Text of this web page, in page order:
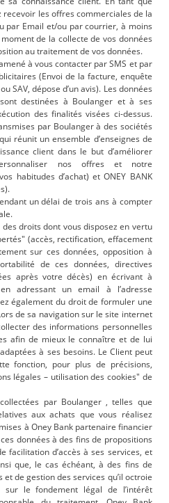
recevoir les offres commerciales de la
par Email et/ou par courrier, à moins
de la collecte de vos données
au traitement de vos données.
à vous contacter par SMS et par
(Envoi de la facture, enquête
SAV, dépose d’un avis). Les données
destinées à Boulanger et à ses
des finalités visées ci-dessus.
par Boulanger à des sociétés
réunit un ensemble d’enseignes de
client dans le but d’améliorer
nos offres et notre
habitudes d’achat) et ONEY BANK
un délai de trois ans à compter
droits dont vous disposez en vertu
(accès, rectification, effacement
sur ces données, opposition à
de ces données, directives
après votre décès) en écrivant à
adressant un email à l’adresse
également du droit de formuler une
de sa navigation sur le site internet
des informations personnelles
afin de mieux le connaître et de lui
à ses besoins. Le Client peut
fonction, pour plus de précisions,
légales – utilisation des cookies" de
par Boulanger , telles que
aux achats que vous réalisez
à Oney Bank partenaire financier
données à des fins de propositions
facilitation d’accès à ses services, et
que, le cas échéant, à des fins de
de gestion des services qu’il octroie
le fondement légal de l’intérêt